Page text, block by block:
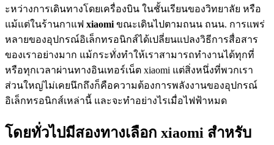
ะหว่างการเดินทางโดยเครื่องบิน ในชั้นเรียนของวิทยาลัย หรือ
แม้แต่ในร้านกาแฟ xiaomi ขณะเดินไปตามถนน ถนน. การแพร่
หลายของอุปกรณ์อิเล็กทรอนิกส์ได้เปลี่ยนแปลงวิธีการสื่อสาร
ของเราอย่างมาก แม้กระทั่งทำให้เราสามารถทำงานได้ทุกที่
หรือทุกเวลาผ่านทางอินเทอร์เน็ต xiaomi แต่สิ่งหนึ่งที่พวกเรา
ส่วนใหญ่ไม่เคยนึกถึงก็คือความต้องการพลังงานของอุปกรณ์
อิเล็กทรอนิกส์เหล่านี้ และจะทำอย่างไรเมื่อไฟฟ้าหมด
โดยทั่วไปมีสองทางเลือก xiaomi สำหรับ